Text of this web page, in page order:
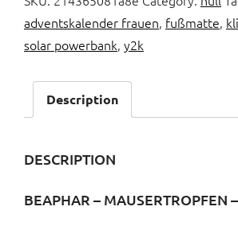
adventskalender frauen, fußmatte,
solar powerbank, y2k
Description
DESCRIPTION
BEAPHAR – MAUSERTROPFEN